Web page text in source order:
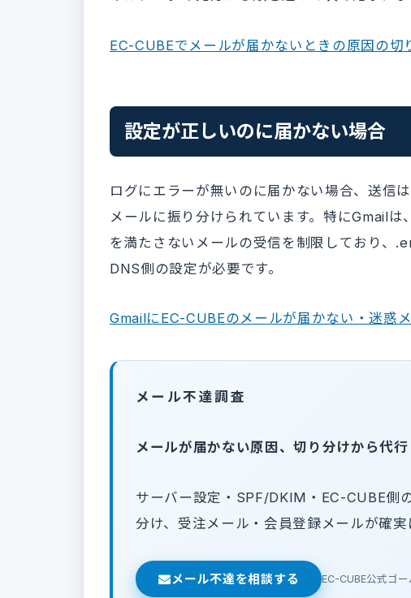
EC-CUBEでメールが届かないときの原因の切
設定が正しいのに届かない場合
ログにエラーが無いのに届かない場合、送信
メールに振り分けられています。特にGmailは
を満たさないメールの受信を制限しており、
DNS側の設定が必要です。
GmailにEC-CUBEのメールが届かない・迷惑
メール不達調査
メールが届かない原因、切り分けから代行
サーバー設定・SPF/DKIM・EC-CUBE側
分け、受注メール・会員登録メールが確実
メール不達を相談する EC-CUBE公式ゴ